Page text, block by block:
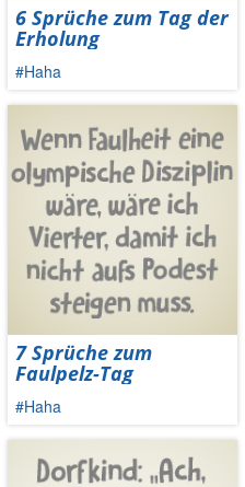
6 Sprüche zum Tag der
Erholung
#Haha
7 Sprüche zum
Faulpelz-Tag
#Haha